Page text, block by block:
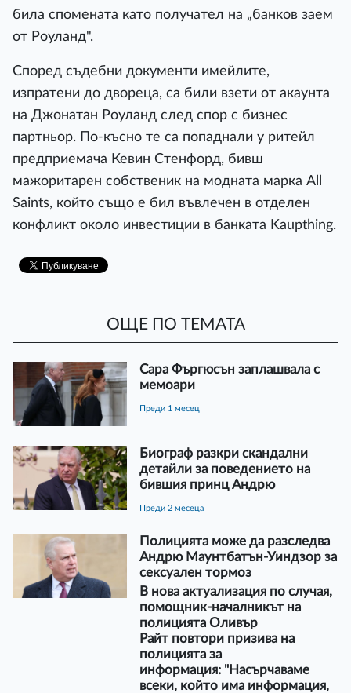
била спомената като получател на „банков заем
от Роуланд".
Според съдебни документи имейлите,
изпратени до двореца, са били взети от акаунта
на Джонатан Роуланд след спор с бизнес
партньор. По-късно те са попаднали у ритейл
предприемача Кевин Стенфорд, бивш
мажоритарен собственик на модната марка All
Saints, който също е бил въвлечен в отделен
конфликт около инвестиции в банката Kaupthing.
ОЩЕ ПО ТЕМАТА
Сара Фъргюсън заплашвала с
мемоари
преди 1 месец
Биограф разкри скандални
детайли за поведението на
бившия принц Андрю
преди 2 месеца
Полицията може да разследва
Андрю Маунтбатън-Уиндзор за
сексуален тормоз
В нова актуализация по случая,
помощник-началникът на
полицията Оливър
Райт повтори призива на
полицията за
информация: "Насърчаваме
всеки, който има информация,